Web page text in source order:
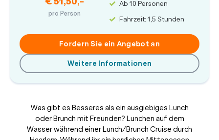
pro Person
Ab 10 Personen
Fahrzeit: 1,5 Stunden
Fordern Sie ein Angebot an
Weitere Informationen
Was gibt es Besseres als ein ausgiebiges Lunch
oder Brunch mit Freunden? Lunchen auf dem
Wasser während einer Lunch/Brunch Cruise durch